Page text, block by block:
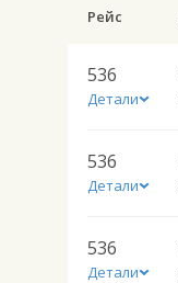
Рейс
536
Детали
536
Детали
536
Детали